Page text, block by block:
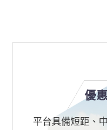
優
平台具備短距、